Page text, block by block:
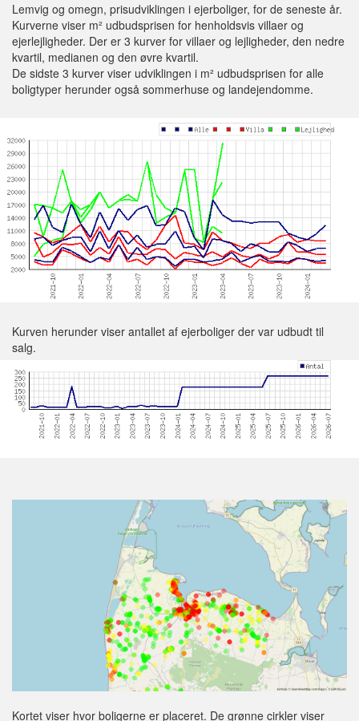
Lemvig og omegn, prisudviklingen i ejerboliger, for de seneste år.
Kurverne viser m² udbudsprisen for henholdsvis villaer og
ejerlejligheder. Der er 3 kurver for villaer og lejligheder, den nedre
kvartil, medianen og den øvre kvartil.
De sidste 3 kurver viser udviklingen i m² udbudsprisen for alle
boligtyper herunder også sommerhuse og landejendomme.
Kurven herunder viser antallet af ejerboliger der var udbudt til
salg.
Kortet viser hvor boligerne er placeret. De grønne cirkler viser